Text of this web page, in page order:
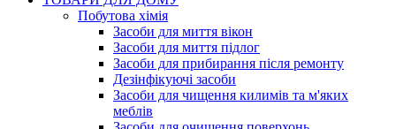
Побутова хімія
Засоби для миття вікон
Засоби для миття підлог
Засоби для прибирання після ремонту
Дезінфікуючі засоби
Засоби для чищення килимів та м'яких
меблів